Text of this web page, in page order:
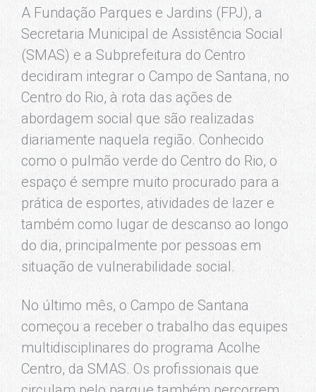
A Fundação Parques e Jardins (FPJ), a
Secretaria Municipal de Assistência Social
(SMAS) e a Subprefeitura do Centro
decidiram integrar o Campo de Santana, no
Centro do Rio, à rota das ações de
abordagem social que são realizadas
diariamente naquela região. Conhecido
como o pulmão verde do Centro do Rio, o
espaço é sempre muito procurado para a
prática de esportes, atividades de lazer e
também como lugar de descanso ao longo
do dia, principalmente por pessoas em
situação de vulnerabilidade social.
No último mês, o Campo de Santana
começou a receber o trabalho das equipes
multidisciplinares do programa Acolhe
Centro, da SMAS. Os profissionais que